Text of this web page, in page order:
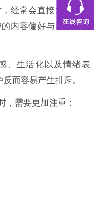
经常会直接复制欧美
内容偏好与欧美市场
、生活化以及情绪表
而容易产生排斥。
，需要更加注重：